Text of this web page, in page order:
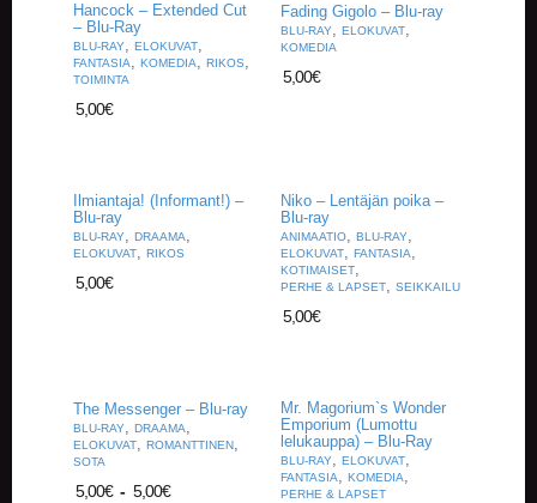
Hancock – Extended Cut
– Blu-Ray
BLU-RAY, ELOKUVAT,
FANTASIA, KOMEDIA, RIKOS,
TOIMINTA
5,00€
Fading Gigolo – Blu-ray
BLU-RAY, ELOKUVAT,
KOMEDIA
5,00€
Ilmiantaja! (Informant!) –
Blu-ray
BLU-RAY, DRAAMA,
ELOKUVAT, RIKOS
5,00€
Niko – Lentäjän poika –
Blu-ray
ANIMAATIO, BLU-RAY,
ELOKUVAT, FANTASIA,
KOTIMAISET,
PERHE & LAPSET, SEIKKAILU
5,00€
The Messenger – Blu-ray
BLU-RAY, DRAAMA,
ELOKUVAT, ROMANTTINEN,
SOTA
5,00€ - 5,00€
Mr. Magorium`s Wonder
Emporium (Lumottu
lelukauppa) – Blu-Ray
BLU-RAY, ELOKUVAT,
FANTASIA, KOMEDIA,
PERHE & LAPSET